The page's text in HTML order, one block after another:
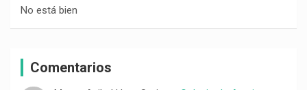
No está bien
Comentarios